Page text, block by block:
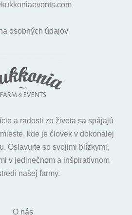
osobných údajov
a radosti zo života sa spájajú
kde je človek v dokonalej
Oslavujte so svojimi blízkymi,
v jedinečnom a inšpiratívnom
našej farmy.
O nás